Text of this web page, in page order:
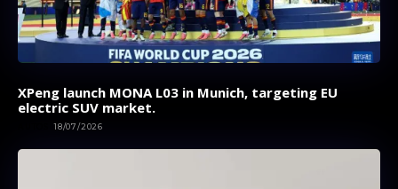
XPeng launch MONA L03 in Munich, targeting EU
electric SUV market.
18/07/2026